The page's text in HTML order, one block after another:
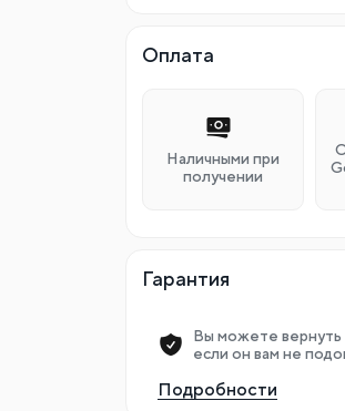
Оплата
Наличными при
получении
Гарантия
Вы можете вернуть
если он вам не
Подробности